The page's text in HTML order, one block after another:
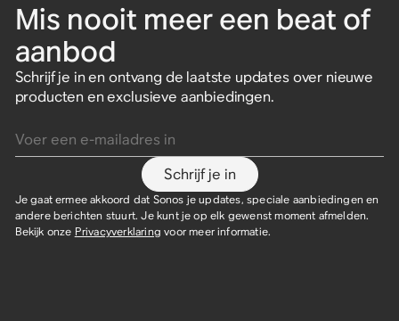
Mis nooit meer een beat of
aanbod
Schrijf je in en ontvang de laatste updates over nieuwe
producten en exclusieve aanbiedingen.
Schrijf je in
Je gaat ermee akkoord dat Sonos je updates, speciale aanbiedingen en
andere berichten stuurt. Je kunt je op elk gewenst moment afmelden.
Bekijk onze Privacyverklaring voor meer informatie.